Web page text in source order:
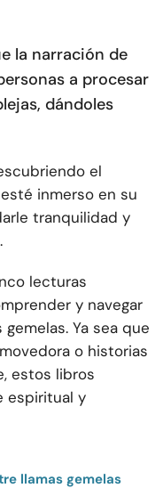
la narración de
a procesar
dándoles
el
inmerso en su
tranquilidad y
lecturas
y navegar
Ya sea que
o historias
estos libros
espiritual y
llamas gemelas